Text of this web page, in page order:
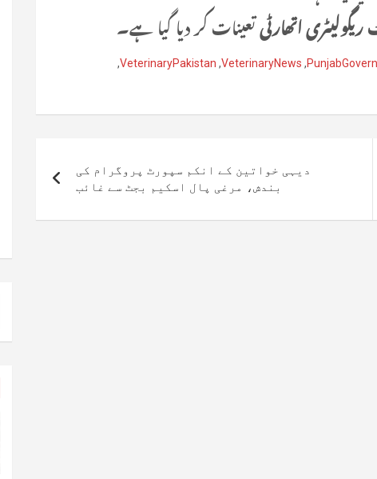
ریگولیٹری اتھارٹیتعینات کر دیا گیا ہے۔
,
VeterinaryNews
,
VeterinaryPakistan
,
دیہی خواتین کے انکم سپورٹ پروگرام کی
بندش، مرغی پال اسکیم بجٹ سے غائب